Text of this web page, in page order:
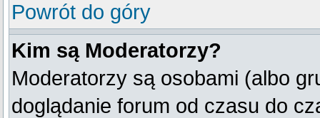
Powrót do góry
Kim są Moderatorzy?
Moderatorzy są osobami (albo
doglądanie forum od czasu do